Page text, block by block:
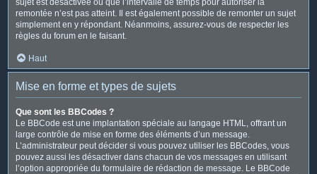
sujet est désactivée ou que l’intervalle de temps pour autoriser la
remontée n’est pas atteint. Il est également possible de remonter un sujet
simplement en y répondant. Néanmoins, assurez-vous de respecter les
règles du forum en le faisant.
Haut
Mise en forme et types de sujets
Que sont les BBCodes ?
Le BBCode est une implantation spéciale au langage HTML, offrant un
large contrôle de mise en forme des éléments d’un message.
L’administrateur peut décider si vous pouvez utiliser les BBCodes, vous
pouvez aussi les désactiver dans chacun de vos messages en utilisant
l’option appropriée du formulaire de rédaction de message. Le BBCode